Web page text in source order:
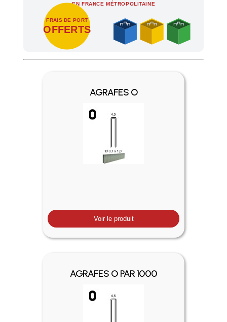
EN FRANCE MÉTROPOLITAINE
FRAIS DE PORT
OFFERTS
Profitez des Frais de port offerts en France
AGRAFES O
Voir le produit
AGRAFES O PAR 1000